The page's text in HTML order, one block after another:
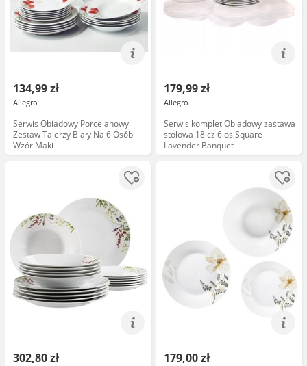
134,99 zł
Allegro
Serwis Obiadowy Porcelanowy
Zestaw Talerzy Biały Na 6 Osób
Wzór Maki
179,99 zł
Allegro
Serwis komplet Obiadowy zastawa
stołowa 18 cz 6 os Square
Lavender Banquet
302,80 zł 179,00 zł